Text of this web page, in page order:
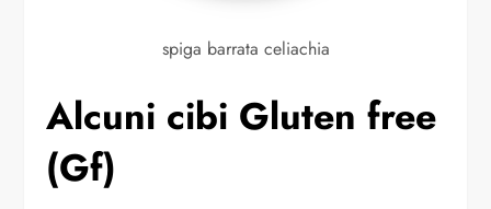
spiga barrata celiachia
Alcuni cibi Gluten free
(Gf)